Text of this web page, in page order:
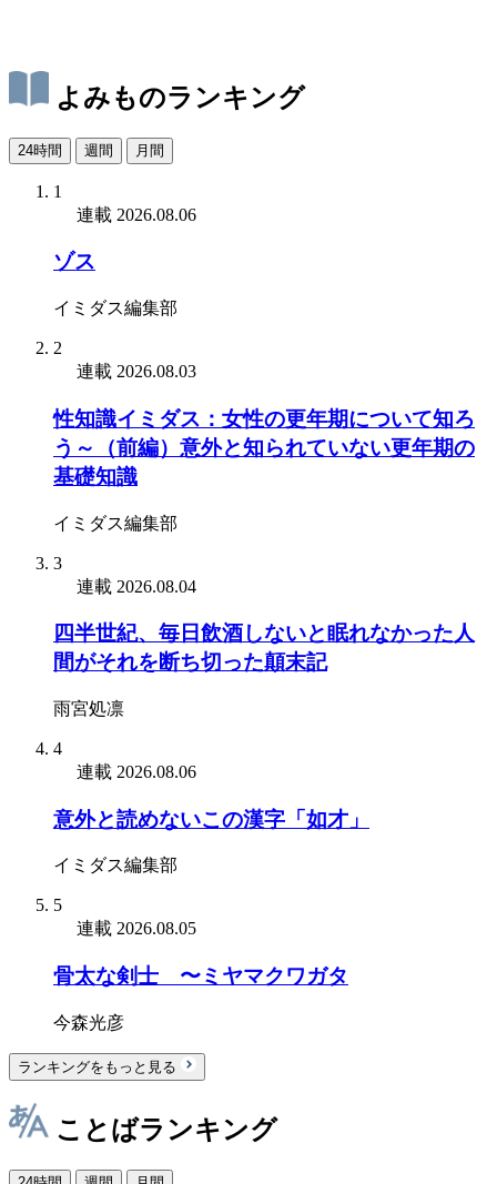
よみものランキング
24時間 週間 月間
1
連載 2026.08.06
ゾス
イミダス編集部
2
連載 2026.08.03
性知識イミダス：女性の更年期について知ろ
う～（前編）意外と知られていない更年期の
基礎知識
イミダス編集部
3
連載 2026.08.04
四半世紀、毎日飲酒しないと眠れなかった人
間がそれを断ち切った顛末記
雨宮処凛
4
連載 2026.08.06
意外と読めないこの漢字「如才」
イミダス編集部
5
連載 2026.08.05
骨太な剣士 〜ミヤマクワガタ
今森光彦
ランキングをもっと見る
ことばランキング